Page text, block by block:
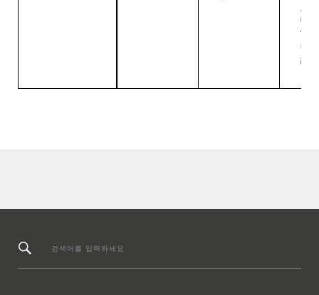
고
만
함
민
리
검색어를 입력하세요